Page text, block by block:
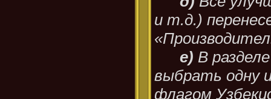
и т.д.)
е) В
выбрать одну
флагом